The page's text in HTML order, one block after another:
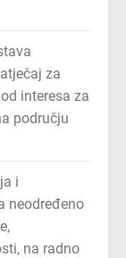
za
interesa za
području
i
neodređeno
na radno